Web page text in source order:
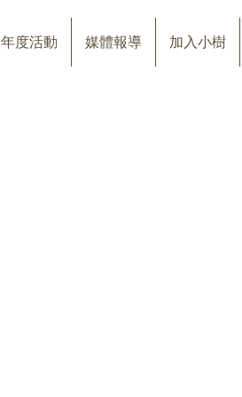
年度活動 媒體報導 加入小樹